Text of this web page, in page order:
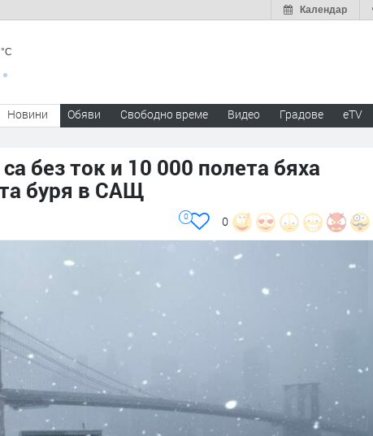
Календар
°C
Новини Обяви Свободно време Видео Градове eTV
без ток и 10 000 полета бяха
буря в САЩ
0
0